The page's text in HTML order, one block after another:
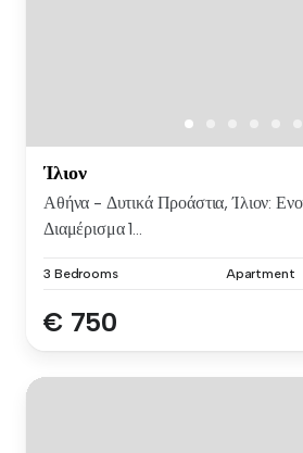
Ίλιον
Αθήνα - Δυτικά Προάστια, Ίλιον:
Διαμέρισμα 1...
3 Bedrooms Apartment
€ 750